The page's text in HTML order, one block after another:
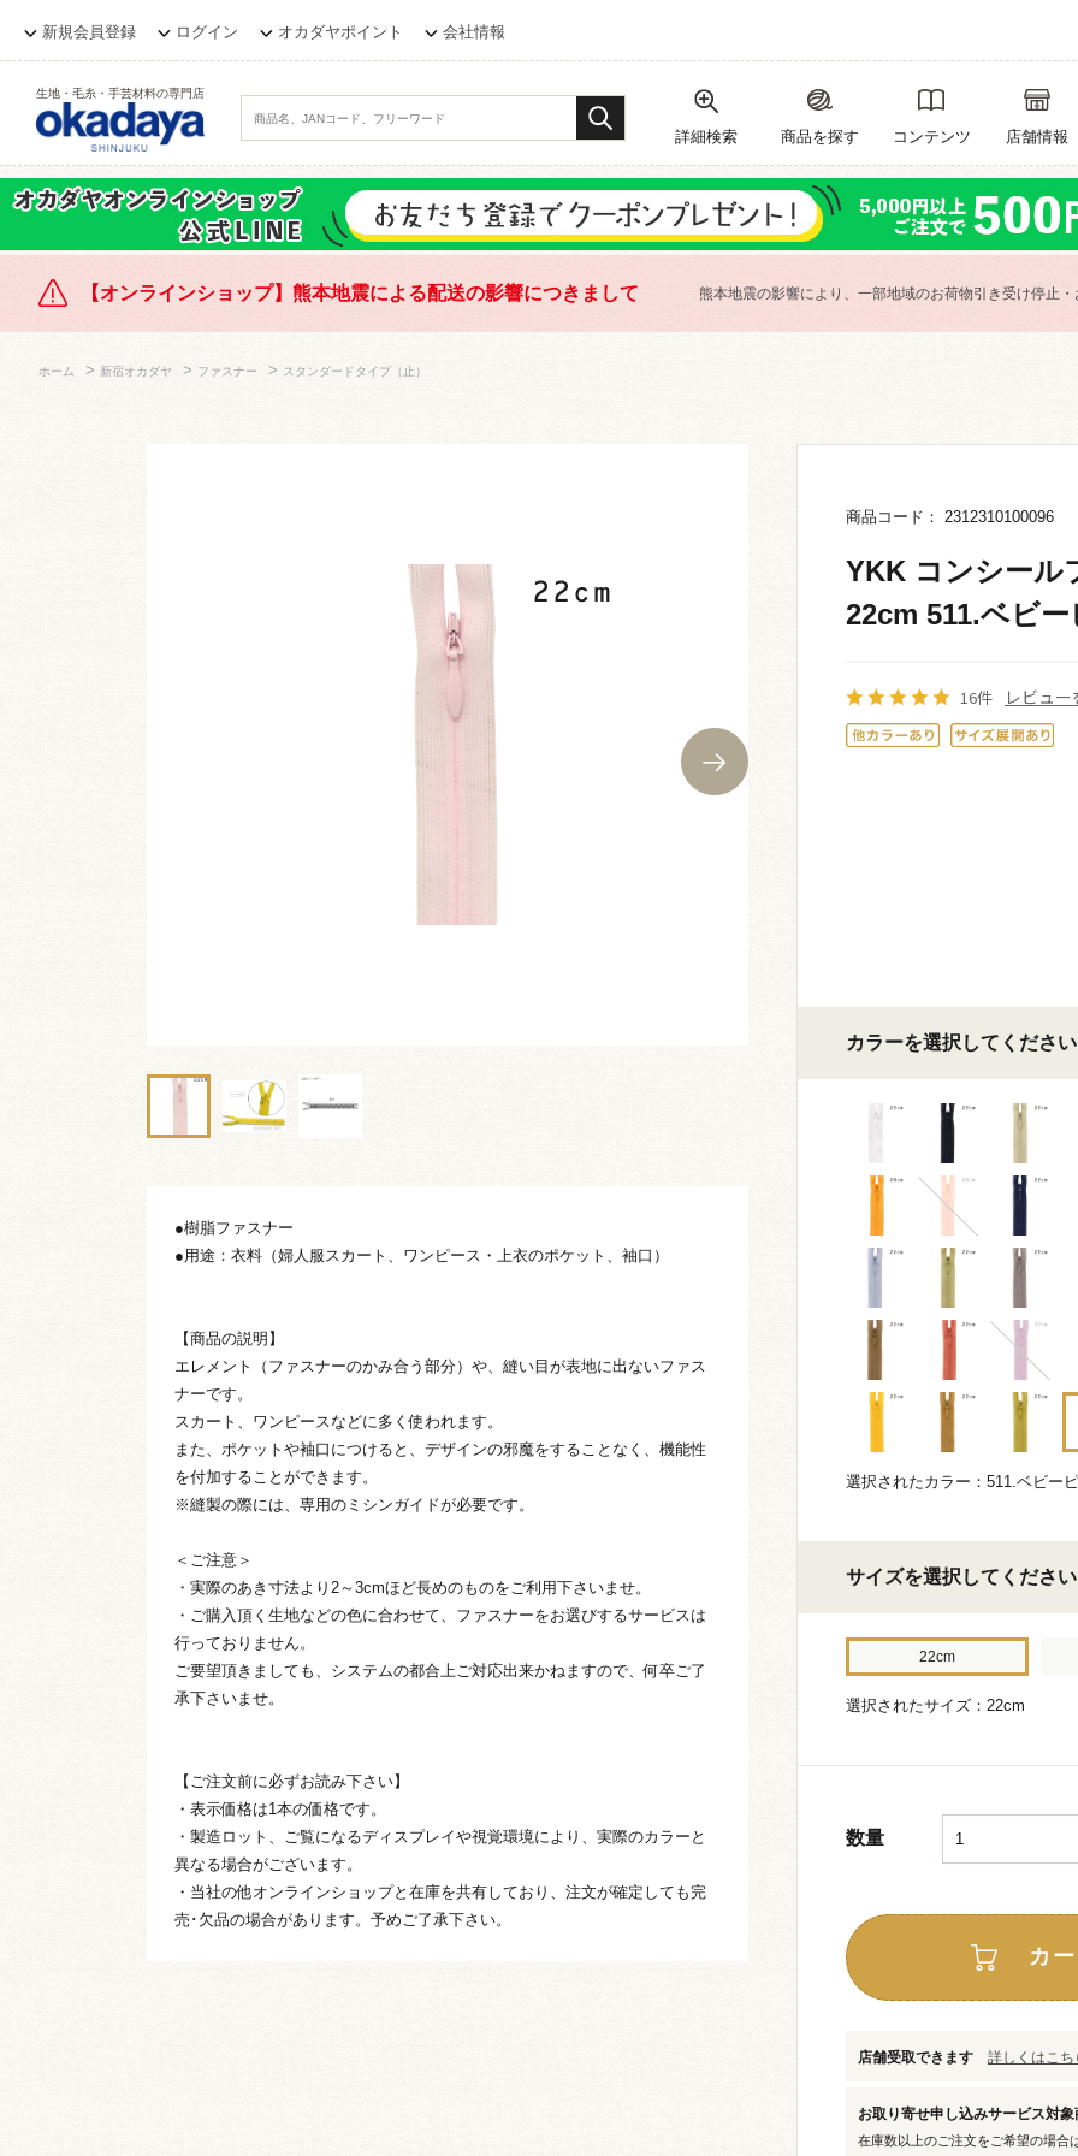
新規会員登録 ログイン オカダヤポイント 会社情報
生地・毛糸・手芸材料の専門店
詳細検索 商品を探す コンテンツ 店舗情報
【オンラインショップ】熊本地震による配送の影響につきまして 熊本地震の影響により、一部地域のお荷物引き受け停止
ホーム > 新宿オカダヤ > ファスナー > スタンダードタイプ（止）
●樹脂ファスナー
●用途：衣料（婦人服スカート、ワンピース・上衣のポケット、袖口）
【商品の説明】
エレメント（ファスナーのかみ合う部分）や、縫い目が表地に出ないファス
ナーです。
スカート、ワンピースなどに多く使われます。
また、ポケットや袖口につけると、デザインの邪魔をすることなく、機能性
を付加することができます。
※縫製の際には、専用のミシンガイドが必要です。
＜ご注意＞
・実際のあき寸法より2～3cmほど長めのものをご利用下さいませ。
・ご購入頂く生地などの色に合わせて、ファスナーをお選びするサービスは
行っておりません。
ご要望頂きましても、システムの都合上ご対応出来かねますので、何卒ご了
承下さいませ。
【ご注文前に必ずお読み下さい】
・表示価格は1本の価格です。
・製造ロット、ご覧になるディスプレイや視覚環境により、実際のカラーと
異なる場合がございます。
・当社の他オンラインショップと在庫を共有しており、注文が確定しても完
売･欠品の場合があります。予めご了承下さい。
商品コード： 2312310100096
YKK コンシール
22cm 511.ベビ
16件 レビュ
カラーを選択してください
選択されたカラー：511.ベビー
サイズを選択してください
22cm
選択されたサイズ：22cm
数量
カ
店舗受取できます 詳しくはこち
お取り寄せ申し込みサービス対
在庫数以上のご注文をご希望の場合